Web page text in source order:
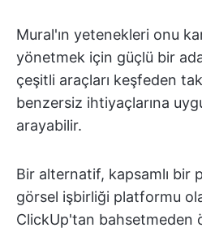
Mural'ın yetenekleri onu
yönetmek için güçlü bir
çeşitli araçları keşfeden
benzersiz ihtiyaçlarına
arayabilir.
Bir alternatif, kapsamlı bir
görsel işbirliği platformu
ClickUp'tan bahsetmeden